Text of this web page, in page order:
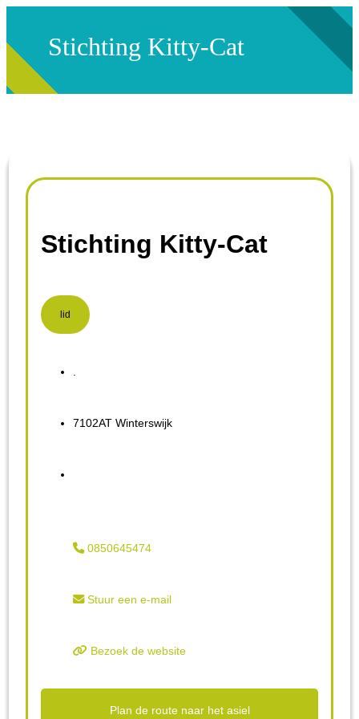
Stichting Kitty-Cat
Stichting Kitty-Cat
lid
7102AT Winterswijk
0850645474
Stuur een e-mail
Bezoek de website
Plan de route naar het asiel